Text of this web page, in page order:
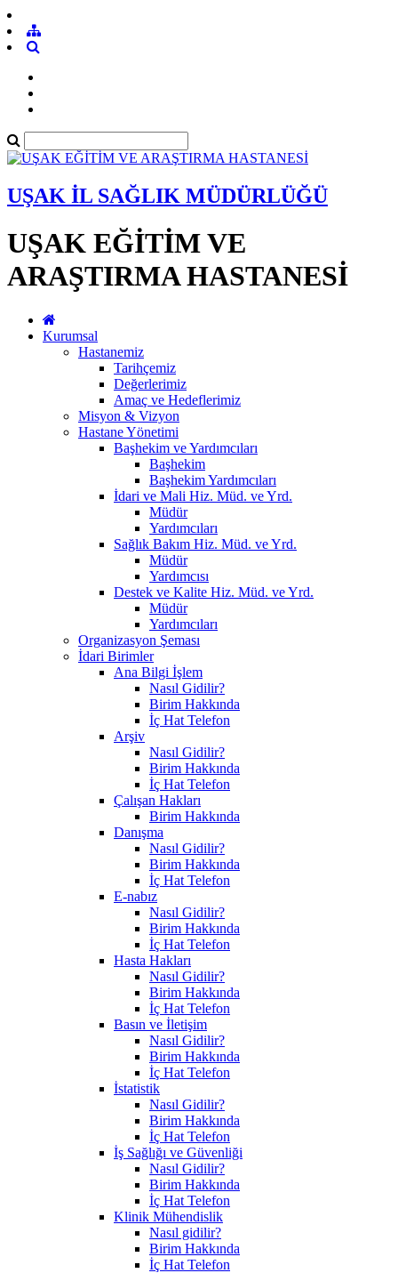
UŞAK İL SAĞLIK MÜDÜRLÜĞÜ
UŞAK EĞİTİM VE
ARAŞTIRMA HASTANESİ
Kurumsal
Hastanemiz
Tarihçemiz
Değerlerimiz
Amaç ve Hedeflerimiz
Misyon & Vizyon
Hastane Yönetimi
Başhekim ve Yardımcıları
Başhekim
Başhekim Yardımcıları
İdari ve Mali Hiz. Müd. ve Yrd.
Müdür
Yardımcıları
Sağlık Bakım Hiz. Müd. ve Yrd.
Müdür
Yardımcısı
Destek ve Kalite Hiz. Müd. ve Yrd.
Müdür
Yardımcıları
Organizasyon Şeması
İdari Birimler
Ana Bilgi İşlem
Nasıl Gidilir?
Birim Hakkında
İç Hat Telefon
Arşiv
Nasıl Gidilir?
Birim Hakkında
İç Hat Telefon
Çalışan Hakları
Birim Hakkında
Danışma
Nasıl Gidilir?
Birim Hakkında
İç Hat Telefon
E-nabız
Nasıl Gidilir?
Birim Hakkında
İç Hat Telefon
Hasta Hakları
Nasıl Gidilir?
Birim Hakkında
İç Hat Telefon
Basın ve İletişim
Nasıl Gidilir?
Birim Hakkında
İç Hat Telefon
İstatistik
Nasıl Gidilir?
Birim Hakkında
İç Hat Telefon
İş Sağlığı ve Güvenliği
Nasıl Gidilir?
Birim Hakkında
İç Hat Telefon
Klinik Mühendislik
Nasıl gidilir?
Birim Hakkında
İç Hat Telefon